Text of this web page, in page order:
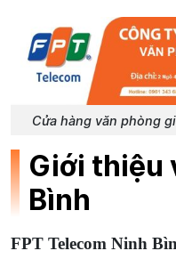
Cửa hàng văn phòng
Giới thiệu
Bình
FPT Telecom Ninh